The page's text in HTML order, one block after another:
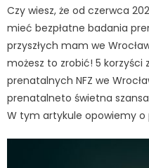
Czy wiesz, że od czerwca
mieć bezpłatne badania
przyszłych mam we
możesz to zrobić! 5 korzyści
prenatalnych NFZ we
prenatalneto świetna
W tym artykule opowiemy o